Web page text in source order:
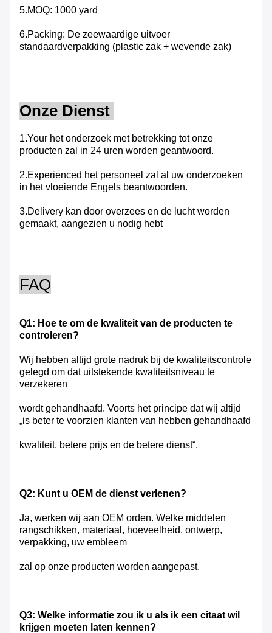
5.MOQ: 1000 yard
6.Packing: De zeewaardige uitvoer
standaardverpakking (plastic zak + wevende zak)
Onze Dienst
1.Your het onderzoek met betrekking tot onze
producten zal in 24 uren worden geantwoord.
2.Experienced het personeel zal al uw onderzoeken
in het vloeiende Engels beantwoorden.
3.Delivery kan door overzees en de lucht worden
gemaakt, aangezien u nodig hebt
FAQ
Q1: Hoe te om de kwaliteit van de producten te
controleren?
Wij hebben altijd grote nadruk bij de kwaliteitscontrole
gelegd om dat uitstekende kwaliteitsniveau te
verzekeren
wordt gehandhaafd. Voorts het principe dat wij altijd
„is beter te voorzien klanten van hebben gehandhaafd
kwaliteit, betere prijs en de betere dienst“.
Q2: Kunt u OEM de dienst verlenen?
Ja, werken wij aan OEM orden. Welke middelen
rangschikken, materiaal, hoeveelheid, ontwerp,
verpakking, uw embleem
zal op onze producten worden aangepast.
Q3: Welke informatie zou ik u als ik een citaat wil
krijgen moeten laten kennen?